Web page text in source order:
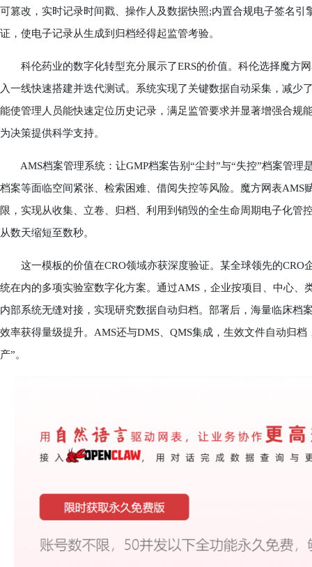
可篡改，实时记录时间戳、操作人及数据快照;内置合规电子签名
证，使电子记录从生成到归档经得起监管考验。
科伦药业的数字化转型充分展示了ERS的价值。科伦选择魔方
入一线快速搭建并迭代测试。系统实现了关键数据自动采集，减
能使管理人员能快速定位历史记录，满足监管要求并显著增强合规
为决策提供科学支持。
AMS档案管理系统：让GMP档案告别“尘封”与“失控”档案管理
档案等面临空间紧张、检索困难、借阅失控等风险。魔方网表
限，实现从收集、立卷、归档、利用到销毁的全生命周期电子化管
从数天缩短至数秒。
这一模板的价值在CRO领域亦获深度验证。某全球领先的CRO
统在内的多项实验室数字化方案。通过AMS，企业按项目、中心
内部系统无缝对接，实现研究数据自动归档。部署后，海量临床档
效率获得量级提升。AMS还与DMS、QMS集成，生效文件自动归
产”。